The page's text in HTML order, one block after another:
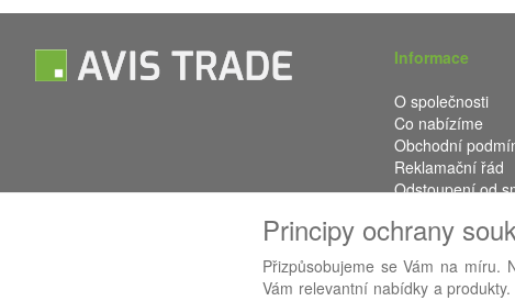
Informace
O společnosti
Co nabízíme
Obchodní
Reklamační řád
Odstoupení od
Principy ochrany
Přizpůsobujeme se Vám na míru.
Vám relevantní nabídky a